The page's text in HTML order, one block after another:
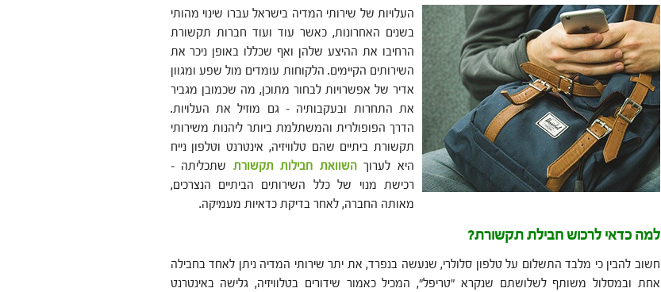
העלויות של שירותי המדיה בישראל עברו שינוי מהותי
בשנים האחרונות, כאשר עוד ועוד חברות תקשורת
הרחיבו את ההיצע שלהן ואף שכללו באופן ניכר את
השירותים הקיימים. הלקוחות עומדים מול שפע ומגוון
אדיר של אפשרויות לבחור מתוכן, מה שכמובן מגביר
את התחרות ובעקבותיה – גם מוזיל את העלויות.
הדרך הפופולרית והמשתלמת ביותר ליהנות משירותי
תקשורת ביתיים שהם טלוויזיה, אינטרנט וטלפון נייח
היא לערוךהשוואת חבילות תקשורת שתכליתה –
רכישת מנוי של כלל השירותים הביתיים הנצרכים,
מאותה החברה, לאחר בדיקת כדאיות מעמיקה.
למה כדאי לרכוש חבילת תקשורת?
חשוב להבין כי מלבד התשלום על טלפון סלולרי, שנעשה בנפרד, את יתר שירותי המדיה ניתן לאחד בחבילה
אחת ובמסלול משותף לשלושתם שנקרא "טריפל", המכיל כאמור שידורים בטלוויזיה, גלישה באינטרנט